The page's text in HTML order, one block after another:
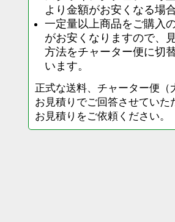
より金額がお安くなる場
一定量以上商品をご購入
がお安くなりますので、
方法をチャーター便に切
います。
正式な送料、チャーター便
お見積りでご回答させてい
お見積りをご依頼ください。